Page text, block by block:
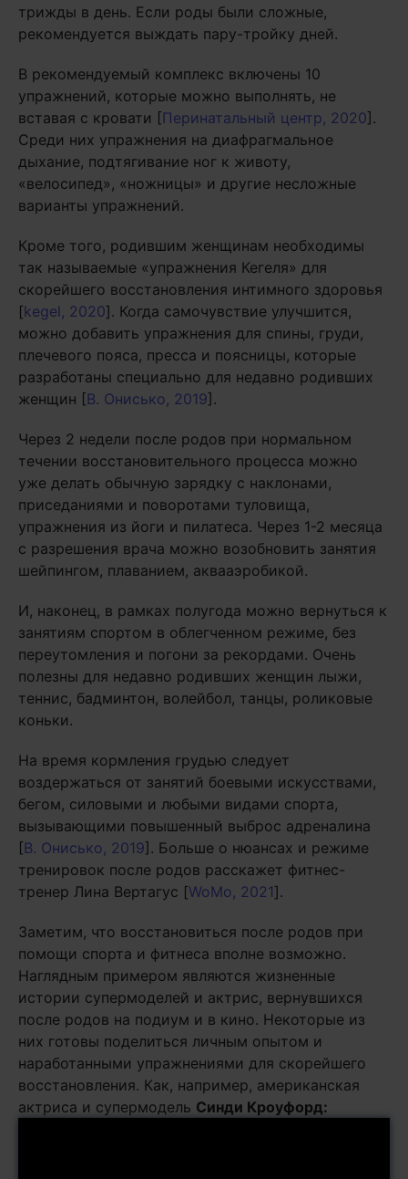
трижды в день. Если роды были сложные,
рекомендуется выждать пару-тройку дней.
В рекомендуемый комплекс включены 10
упражнений, которые можно выполнять, не
вставая с кровати [Перинатальный центр, 2020].
Среди них упражнения на диафрагмальное
дыхание, подтягивание ног к животу,
«велосипед», «ножницы» и другие несложные
варианты упражнений.
Кроме того, родившим женщинам необходимы
так называемые «упражнения Кегеля» для
скорейшего восстановления интимного здоровья
[kegel, 2020]. Когда самочувствие улучшится,
можно добавить упражнения для спины, груди,
плечевого пояса, пресса и поясницы, которые
разработаны специально для недавно родивших
женщин [В. Онисько, 2019].
Через 2 недели после родов при нормальном
течении восстановительного процесса можно
уже делать обычную зарядку с наклонами,
приседаниями и поворотами туловища,
упражнения из йоги и пилатеса. Через 1-2 месяца
с разрешения врача можно возобновить занятия
шейпингом, плаванием, аквааэробикой.
И, наконец, в рамках полугода можно вернуться к
занятиям спортом в облегченном режиме, без
переутомления и погони за рекордами. Очень
полезны для недавно родивших женщин лыжи,
теннис, бадминтон, волейбол, танцы, роликовые
коньки.
На время кормления грудью следует
воздержаться от занятий боевыми искусствами,
бегом, силовыми и любыми видами спорта,
вызывающими повышенный выброс адреналина
[В. Онисько, 2019]. Больше о нюансах и режиме
тренировок после родов расскажет фитнес-
тренер Лина Вертагус [WoMo, 2021].
Заметим, что восстановиться после родов при
помощи спорта и фитнеса вполне возможно.
Наглядным примером являются жизненные
истории супермоделей и актрис, вернувшихся
после родов на подиум и в кино. Некоторые из
них готовы поделиться личным опытом и
наработанными упражнениями для скорейшего
восстановления. Как, например, американская
актриса и супермодель Синди Кроуфорд: